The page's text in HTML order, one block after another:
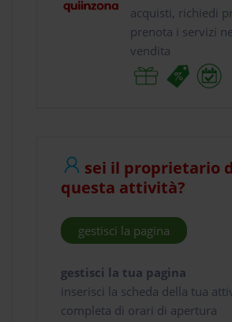
acquisti, richiedi
prenota i servizi
vendita
sei il proprietario
questa attività?
gestisci la pagina
gestisci la tua pagina
inserisci la scheda della tua
completa di orari di apertura